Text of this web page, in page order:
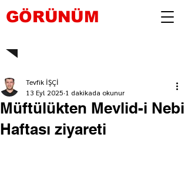
GÖRÜNÜM
Müftülükten Mevlid-i Nebi
Haftası ziyareti
Tevfik İŞÇİ
13 Eyl 2025 1 dakikada okunur